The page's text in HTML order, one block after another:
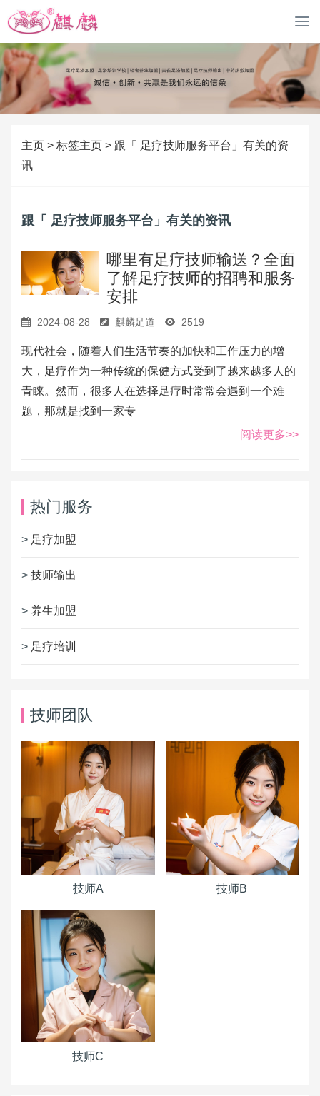
M
o
b
i
l
e
导
主页 > 标签主页 > 跟「 足疗技师服务平台」有关的资
讯
跟「 足疗技师服务平台」有关的资讯
哪里有足疗技师输送？全面
了解足疗技师的招聘和服务
安排
2024-08-28 麒麟足道 2519
现代社会，随着人们生活节奏的加快和工作压力的增
大，足疗作为一种传统的保健方式受到了越来越多人的
青睐。然而，很多人在选择足疗时常常会遇到一个难
题，那就是找到一家专
阅读更多>>
热门服务
> 足疗加盟
> 技师输出
> 养生加盟
> 足疗培训
技师团队
技师A 技师B
技师C